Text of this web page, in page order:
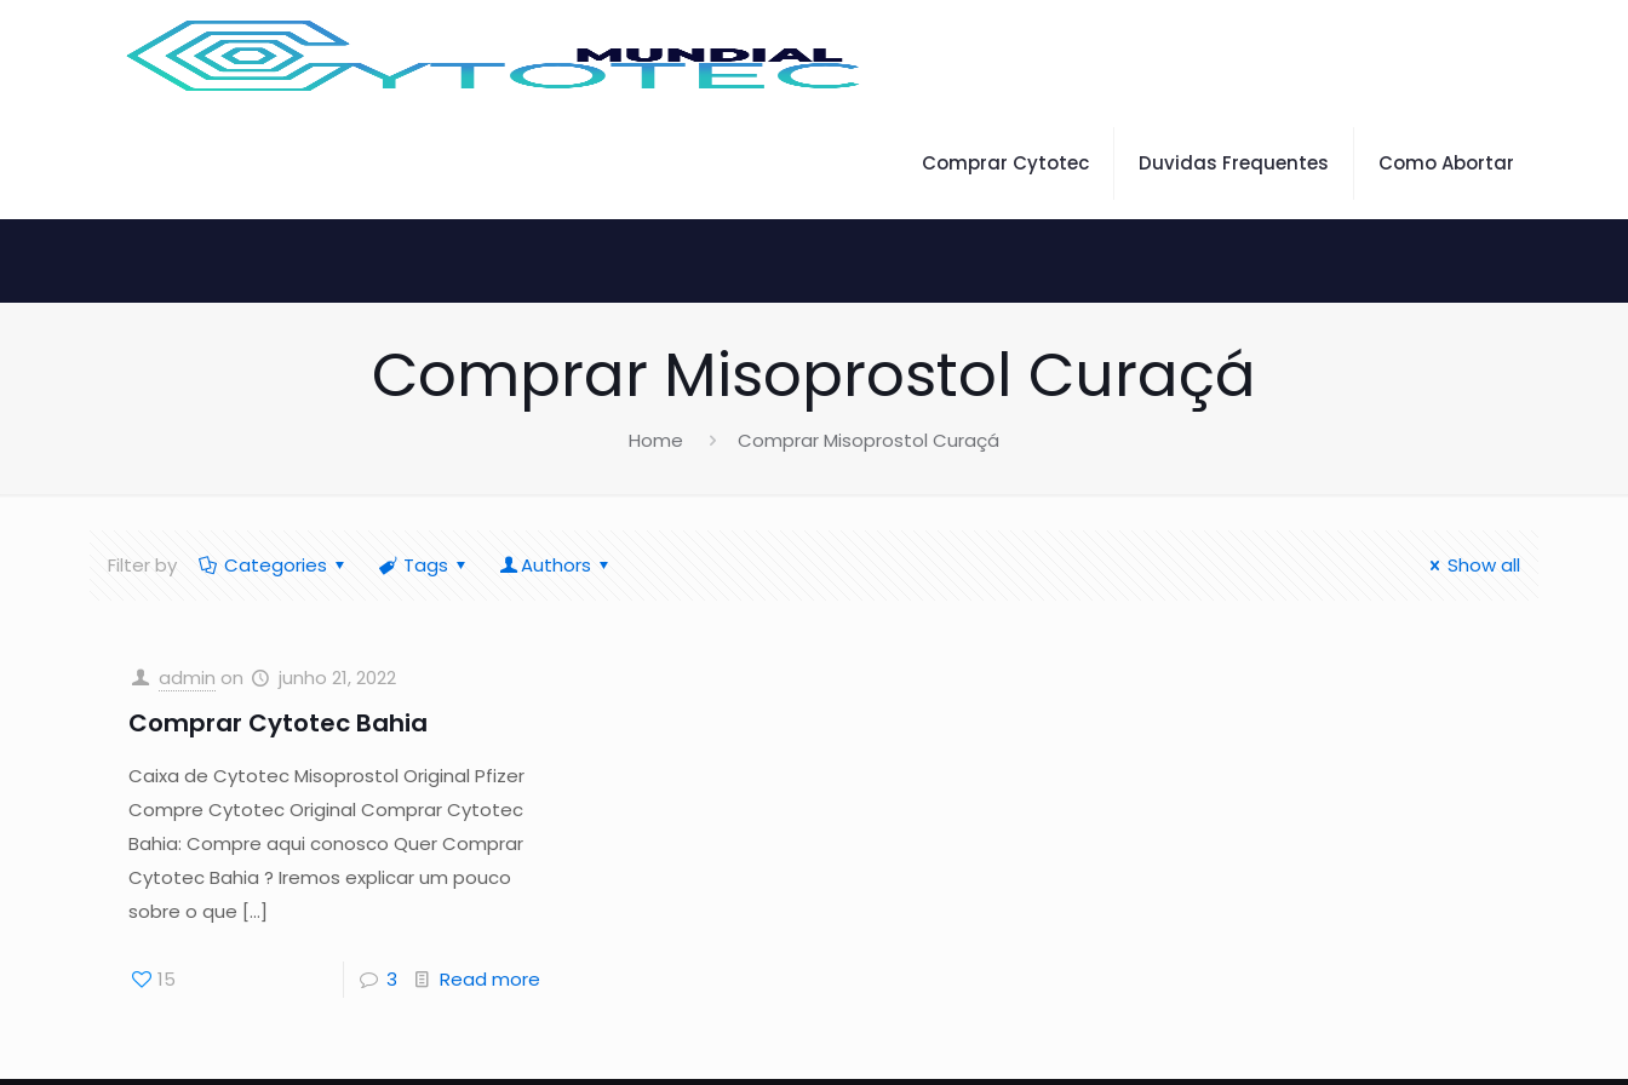
Comprar Cytotec Duvidas Frequentes Como Abortar
Comprar Misoprostol Curaçá
Home Comprar Misoprostol Curaçá
Filter by Categories Tags Authors Show all
admin on junho 21, 2022
Comprar Cytotec Bahia
Caixa de Cytotec Misoprostol Original Pfizer
Compre Cytotec Original Comprar Cytotec
Bahia: Compre aqui conosco Quer Comprar
Cytotec Bahia ? Iremos explicar um pouco
sobre o que […]
15 3 Read more